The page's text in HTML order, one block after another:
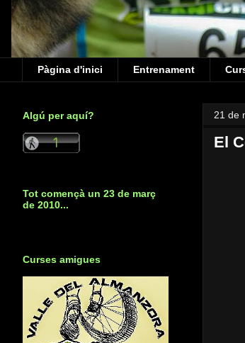
Pàgina d'inici Entrenament
21 de
El
Algú per aquí?
Tot començà un 23 de març
de 2010...
Curses amigues